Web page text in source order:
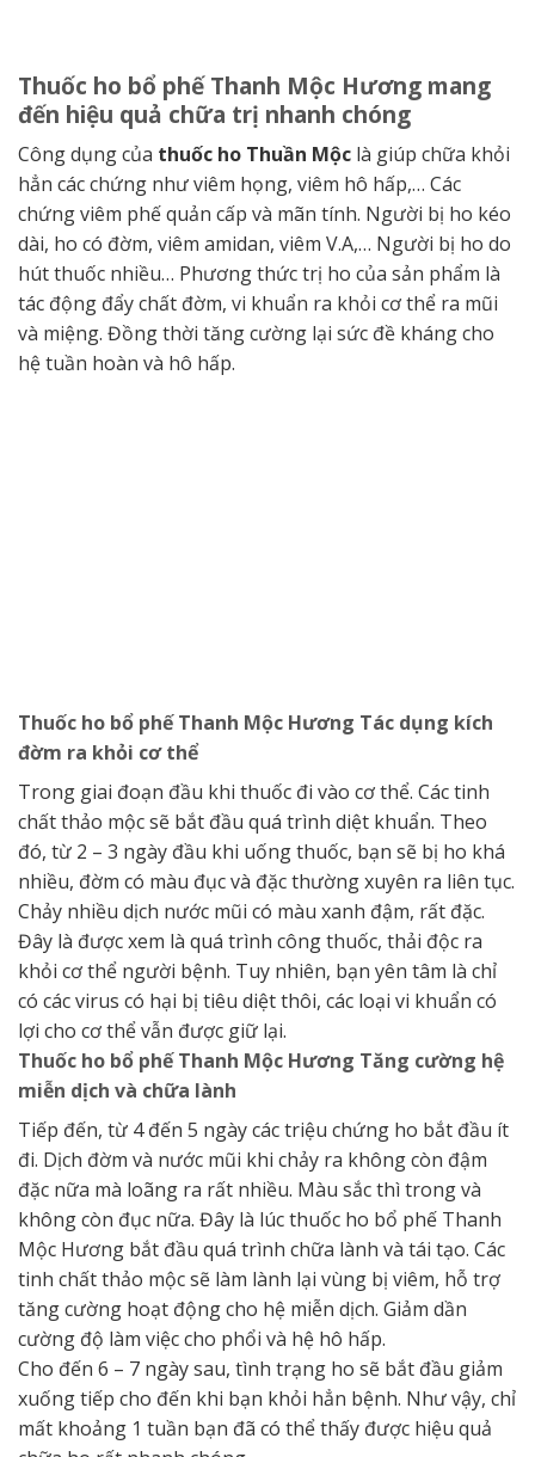
Thuốc ho bổ phế Thanh Mộc Hương mang
đến hiệu quả chữa trị nhanh chóng
Công dụng của thuốc ho Thuần Mộc là giúp chữa khỏi
hẳn các chứng như viêm họng, viêm hô hấp,… Các
chứng viêm phế quản cấp và mãn tính. Người bị ho kéo
dài, ho có đờm, viêm amidan, viêm V.A,… Người bị ho do
hút thuốc nhiều… Phương thức trị ho của sản phẩm là
tác động đẩy chất đờm, vi khuẩn ra khỏi cơ thể ra mũi
và miệng. Đồng thời tăng cường lại sức đề kháng cho
hệ tuần hoàn và hô hấp.
Thuốc ho bổ phế Thanh Mộc Hương Tác dụng kích
đờm ra khỏi cơ thể
Trong giai đoạn đầu khi thuốc đi vào cơ thể. Các tinh
chất thảo mộc sẽ bắt đầu quá trình diệt khuẩn. Theo
đó, từ 2 – 3 ngày đầu khi uống thuốc, bạn sẽ bị ho khá
nhiều, đờm có màu đục và đặc thường xuyên ra liên tục.
Chảy nhiều dịch nước mũi có màu xanh đậm, rất đặc.
Đây là được xem là quá trình công thuốc, thải độc ra
khỏi cơ thể người bệnh. Tuy nhiên, bạn yên tâm là chỉ
có các virus có hại bị tiêu diệt thôi, các loại vi khuẩn có
lợi cho cơ thể vẫn được giữ lại.
Thuốc ho bổ phế Thanh Mộc Hương Tăng cường hệ
miễn dịch và chữa lành
Tiếp đến, từ 4 đến 5 ngày các triệu chứng ho bắt đầu ít
đi. Dịch đờm và nước mũi khi chảy ra không còn đậm
đặc nữa mà loãng ra rất nhiều. Màu sắc thì trong và
không còn đục nữa. Đây là lúc thuốc ho bổ phế Thanh
Mộc Hương bắt đầu quá trình chữa lành và tái tạo. Các
tinh chất thảo mộc sẽ làm lành lại vùng bị viêm, hỗ trợ
tăng cường hoạt động cho hệ miễn dịch. Giảm dần
cường độ làm việc cho phổi và hệ hô hấp.
Cho đến 6 – 7 ngày sau, tình trạng ho sẽ bắt đầu giảm
xuống tiếp cho đến khi bạn khỏi hẳn bệnh. Như vậy, chỉ
mất khoảng 1 tuần bạn đã có thể thấy được hiệu quả